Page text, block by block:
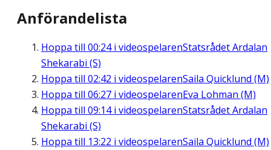
Anförandelista
Hoppa till 00:24i videospelarenStatsrådet Ardalan
Shekarabi (S)
Hoppa till 02:42 i videospelarenSaila Quicklund (M)
Hoppa till 06:27 i videospelarenEva Lohman (M)
Hoppa till 09:14i videospelarenStatsrådet Ardalan
Shekarabi (S)
Hoppa till 13:22 i videospelarenSaila Quicklund (M)